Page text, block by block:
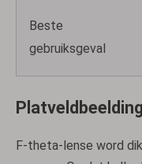
Beste
gebruiksgeval
F-theta-lense word